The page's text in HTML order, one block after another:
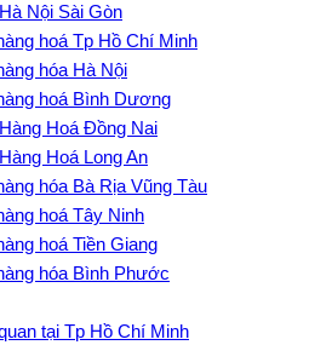
Nội Sài Gòn
hoá Tp Hồ Chí Minh
hóa Hà Nội
hoá Bình Dương
Hoá Đồng Nai
Hoá Long An
hóa Bà Rịa Vũng Tàu
hoá Tây Ninh
hoá Tiền Giang
hóa Bình Phước
tại Tp Hồ Chí Minh